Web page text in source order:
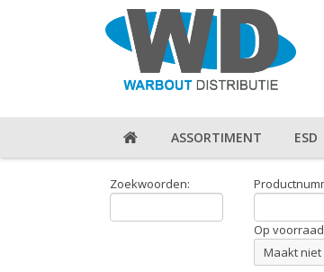
ASSORTIMENT ESD
Zoekwoorden:
Op